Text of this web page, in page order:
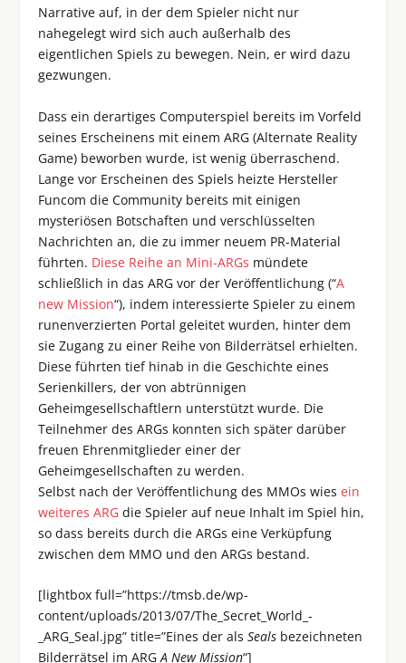
Narrative auf, in der dem Spieler nicht nur
nahegelegt wird sich auch außerhalb des
eigentlichen Spiels zu bewegen. Nein, er wird dazu
gezwungen.
Dass ein derartiges Computerspiel bereits im Vorfeld
seines Erscheinens mit einem ARG (Alternate Reality
Game) beworben wurde, ist wenig überraschend.
Lange vor Erscheinen des Spiels heizte Hersteller
Funcom die Community bereits mit einigen
mysteriösen Botschaften und verschlüsselten
Nachrichten an, die zu immer neuem PR-Material
führten. Diese Reihe an Mini-ARGs mündete
schließlich in das ARG vor der Veröffentlichung (“A
new Mission“), indem interessierte Spieler zu einem
runenverzierten Portal geleitet wurden, hinter dem
sie Zugang zu einer Reihe von Bilderrätsel erhielten.
Diese führten tief hinab in die Geschichte eines
Serienkillers, der von abtrünnigen
Geheimgesellschaftlern unterstützt wurde. Die
Teilnehmer des ARGs konnten sich später darüber
freuen Ehrenmitglieder einer der
Geheimgesellschaften zu werden.
Selbst nach der Veröffentlichung des MMOs wiesein
weiteres ARG die Spieler auf neue Inhalt im Spiel hin,
so dass bereits durch die ARGs eine Verküpfung
zwischen dem MMO und den ARGs bestand.
[lightbox full=”https://tmsb.de/wp-
content/uploads/2013/07/The_Secret_World_-
_ARG_Seal.jpg” title=”Eines der alsSeals bezeichneten
Bilderrätsel im ARGA New Mission“]